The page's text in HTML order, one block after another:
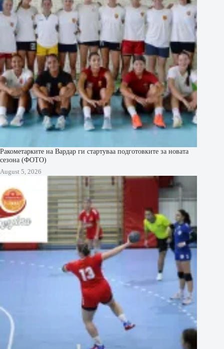
Ракометарките на Вардар ги стартуваа подготовките за новата
сезона (ФОТО)
August 5, 2026